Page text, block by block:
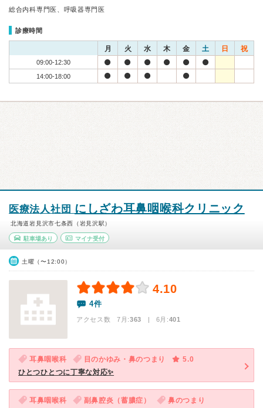
総合内科専門医、呼吸器専門医
診療時間
月 火 水 木 金 土 日 祝
09:00-12:30
14:00-18:00
医療法人社団 にしざわ耳鼻咽喉科クリニック
北海道岩見沢市七条西（岩見沢駅）
駐車場あり マイナ受付
土曜（〜12:00）
4.10
4件
アクセス数 7月:363 | 6月:401
耳鼻咽喉科 目のかゆみ・鼻のつまり
5.0
ひとつひとつに丁寧な対応✨️
耳鼻咽喉科 副鼻腔炎（蓄膿症）
鼻のつまり